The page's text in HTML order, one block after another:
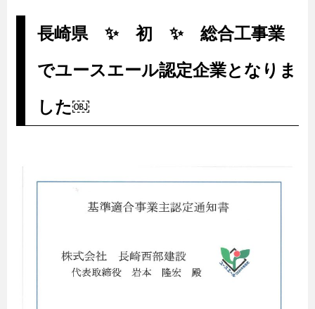
長崎県 ✨ 初 ✨ 総合工事業
でユースエール認定企業となりま
した￼